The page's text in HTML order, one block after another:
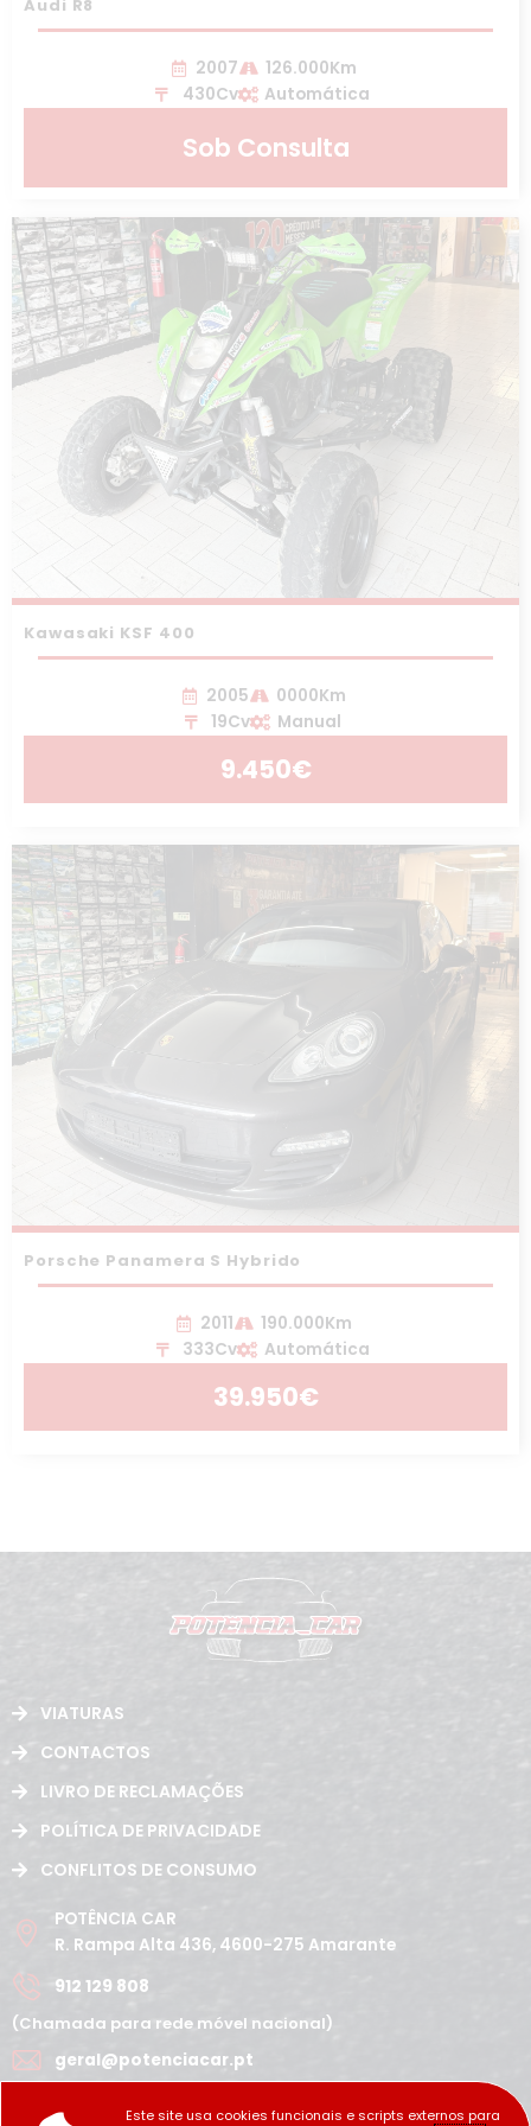
Audi R8
2007
126.000Km
430Cv
Automática
Sob Consulta
Kawasaki KSF 400
2005
0000Km
19Cv
Manual
9.450€
Porsche Panamera S Hybrido
2011
190.000Km
333Cv
Automática
39.950€
VIATURAS
CONTACTOS
LIVRO DE RECLAMAÇÕES
POLÍTICA DE PRIVACIDADE
CONFLITOS DE CONSUMO
POTÊNCIA CAR
R. Rampa Alta 436, 4600-275 Amarante
912 129 808
(Chamada para rede móvel nacional)
geral@potenciacar.pt
Este site usa cookies funcionais e scripts externos para